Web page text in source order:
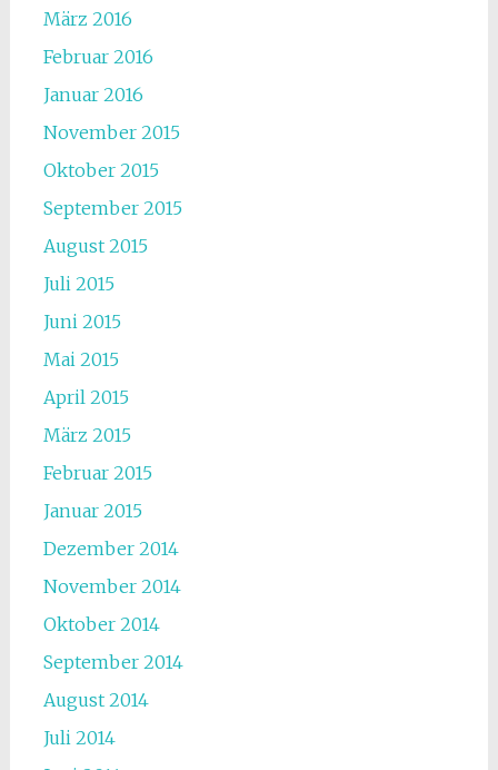
März 2016
Februar 2016
Januar 2016
November 2015
Oktober 2015
September 2015
August 2015
Juli 2015
Juni 2015
Mai 2015
April 2015
März 2015
Februar 2015
Januar 2015
Dezember 2014
November 2014
Oktober 2014
September 2014
August 2014
Juli 2014